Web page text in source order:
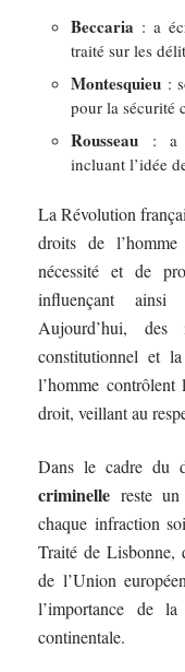
Beccaria : a
traité sur les
Montesquieu :
pour la sécurité
Rousseau : a
incluant l’idée
La Révolution
droits de
nécessité et de
influençant
Aujourd’hui, des
constitutionnel et
l’homme
droit, veillant au
Dans le cadre du
criminelle reste
chaque infraction
Traité de Lisbonne,
de l’Union
l’importance de
continentale.